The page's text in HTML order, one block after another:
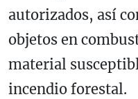
autorizados, así
objetos en
material
incendio forestal.